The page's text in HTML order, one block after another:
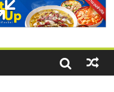
ยง